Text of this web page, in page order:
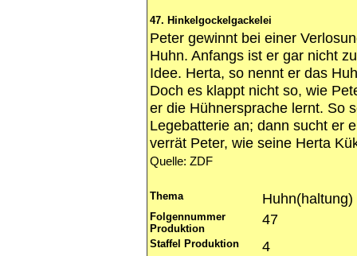
47. Hinkelgockelgackelei
Peter gewinnt bei einer
Huhn. Anfangs ist er gar nicht
Idee. Herta, so nennt er das
Doch es klappt nicht so, wie
er die Hühnersprache lernt. So
Legebatterie an; dann sucht er
verrät Peter, wie seine Herta
Quelle: ZDF
Thema Huhn(haltung)
Folgennummer
Produktion
47
Staffel Produktion 4